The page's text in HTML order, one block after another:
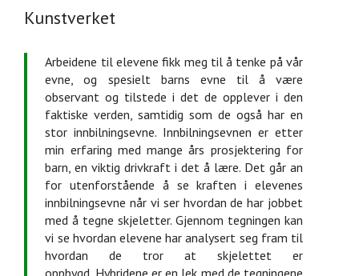
Kunstverket
Arbeidene til elevene fikk meg til å tenke på vår
evne, og spesielt barns evne til å være
observant og tilstede i det de opplever i den
faktiske verden, samtidig som de også har en
stor innbilningsevne. Innbilningsevnen er etter
min erfaring med mange års prosjektering for
barn, en viktig drivkraft i det å lære. Det går an
for utenforstående å se kraften i elevenes
innbilningsevne når vi ser hvordan de har jobbet
med å tegne skjeletter. Gjennom tegningen kan
vi se hvordan elevene har analysert seg fram til
hvordan de tror at skjelettet er